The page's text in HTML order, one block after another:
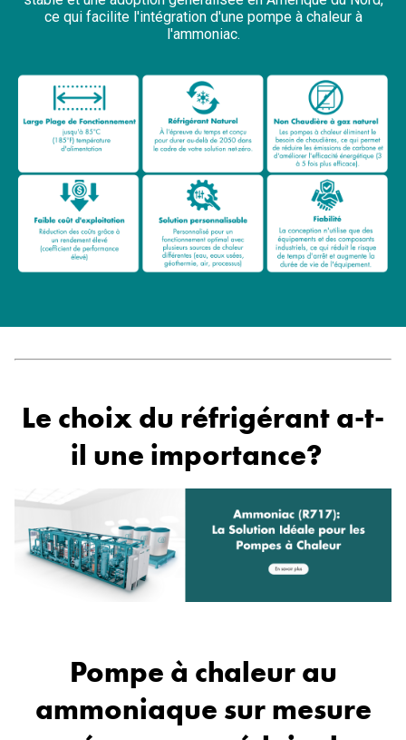
ce qui facilite l'intégration d'une pompe à chaleur à
l'ammoniac.
Le choix du réfrigérant a-t-
il une importance?
Pompe à chaleur au
ammoniaque sur mesure